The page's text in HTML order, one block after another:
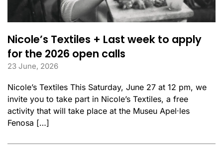
Nicole’s Textiles + Last week to apply
for the 2026 open calls
23 June, 2026
Nicole’s Textiles This Saturday, June 27 at 12 pm, we
invite you to take part in Nicole’s Textiles, a free
activity that will take place at the Museu Apel·les
Fenosa […]